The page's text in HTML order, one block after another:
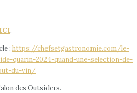
ICI.
: https://chefsetgastronomie.com/le-
quarin-2024-quand-une-selection-de-
du-vin/
des Outsiders.